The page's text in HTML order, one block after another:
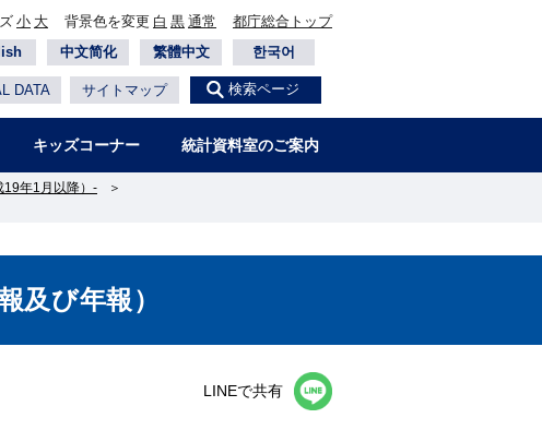
小 大 背景色を変更 白 黒 通常
都庁総合トップ
中文简化 繁體中文 한국어
DATA サイトマップ 検索ページ
キッズコーナー 統計資料室のご案内
年1月以降）-
＞
及び年報）
LINEで共有